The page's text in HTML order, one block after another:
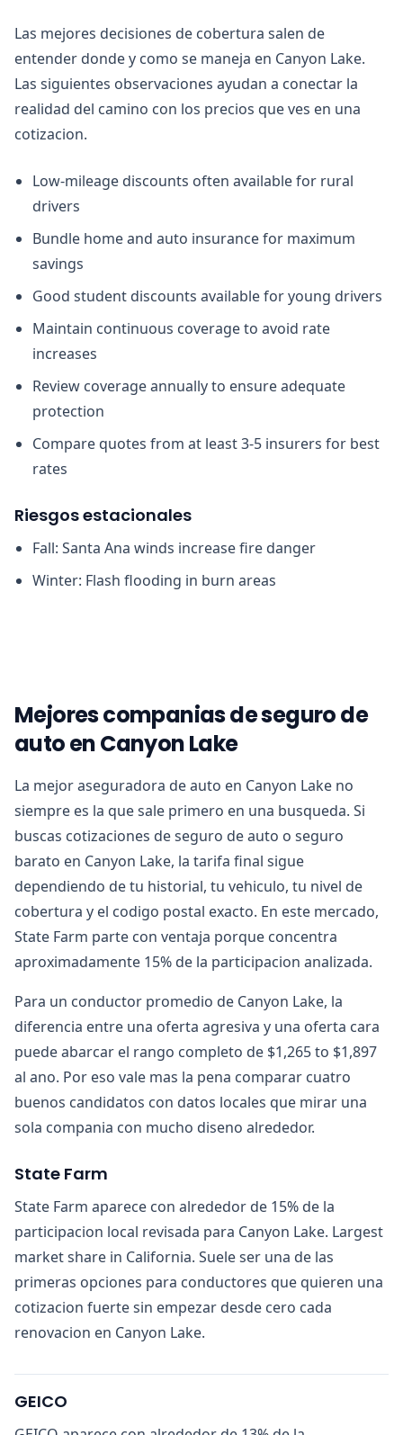
Las mejores decisiones de cobertura salen de
entender donde y como se maneja en Canyon Lake.
Las siguientes observaciones ayudan a conectar la
realidad del camino con los precios que ves en una
cotizacion.
Low-mileage discounts often available for rural
drivers
Bundle home and auto insurance for maximum
savings
Good student discounts available for young drivers
Maintain continuous coverage to avoid rate
increases
Review coverage annually to ensure adequate
protection
Compare quotes from at least 3-5 insurers for best
rates
Riesgos estacionales
Fall: Santa Ana winds increase fire danger
Winter: Flash flooding in burn areas
Mejores companias de seguro de
auto en Canyon Lake
La mejor aseguradora de auto en Canyon Lake no
siempre es la que sale primero en una busqueda. Si
buscas cotizaciones de seguro de auto o seguro
barato en Canyon Lake, la tarifa final sigue
dependiendo de tu historial, tu vehiculo, tu nivel de
cobertura y el codigo postal exacto. En este mercado,
State Farm parte con ventaja porque concentra
aproximadamente 15% de la participacion analizada.
Para un conductor promedio de Canyon Lake, la
diferencia entre una oferta agresiva y una oferta cara
puede abarcar el rango completo de $1,265 to $1,897
al ano. Por eso vale mas la pena comparar cuatro
buenos candidatos con datos locales que mirar una
sola compania con mucho diseno alrededor.
State Farm
State Farm aparece con alrededor de 15% de la
participacion local revisada para Canyon Lake. Largest
market share in California. Suele ser una de las
primeras opciones para conductores que quieren una
cotizacion fuerte sin empezar desde cero cada
renovacion en Canyon Lake.
GEICO